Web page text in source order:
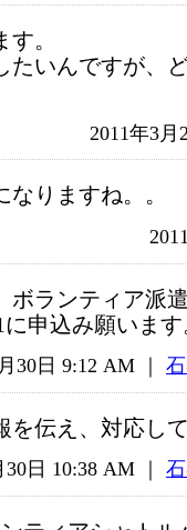
。
たいんですが、
2011年3
りますね。。
ボランティア派
に申込み願いま
30日 9:12 AM ｜
を伝え、対応し
30日 10:38 AM ｜